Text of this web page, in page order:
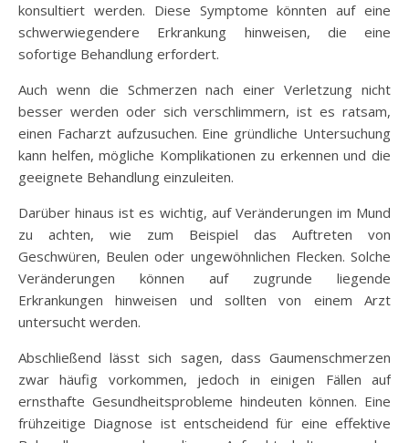
konsultiert werden. Diese Symptome könnten auf eine
schwerwiegendere Erkrankung hinweisen, die eine
sofortige Behandlung erfordert.
Auch wenn die Schmerzen nach einer Verletzung nicht
besser werden oder sich verschlimmern, ist es ratsam,
einen Facharzt aufzusuchen. Eine gründliche Untersuchung
kann helfen, mögliche Komplikationen zu erkennen und die
geeignete Behandlung einzuleiten.
Darüber hinaus ist es wichtig, auf Veränderungen im Mund
zu achten, wie zum Beispiel das Auftreten von
Geschwüren, Beulen oder ungewöhnlichen Flecken. Solche
Veränderungen können auf zugrunde liegende
Erkrankungen hinweisen und sollten von einem Arzt
untersucht werden.
Abschließend lässt sich sagen, dass Gaumenschmerzen
zwar häufig vorkommen, jedoch in einigen Fällen auf
ernsthafte Gesundheitsprobleme hindeuten können. Eine
frühzeitige Diagnose ist entscheidend für eine effektive